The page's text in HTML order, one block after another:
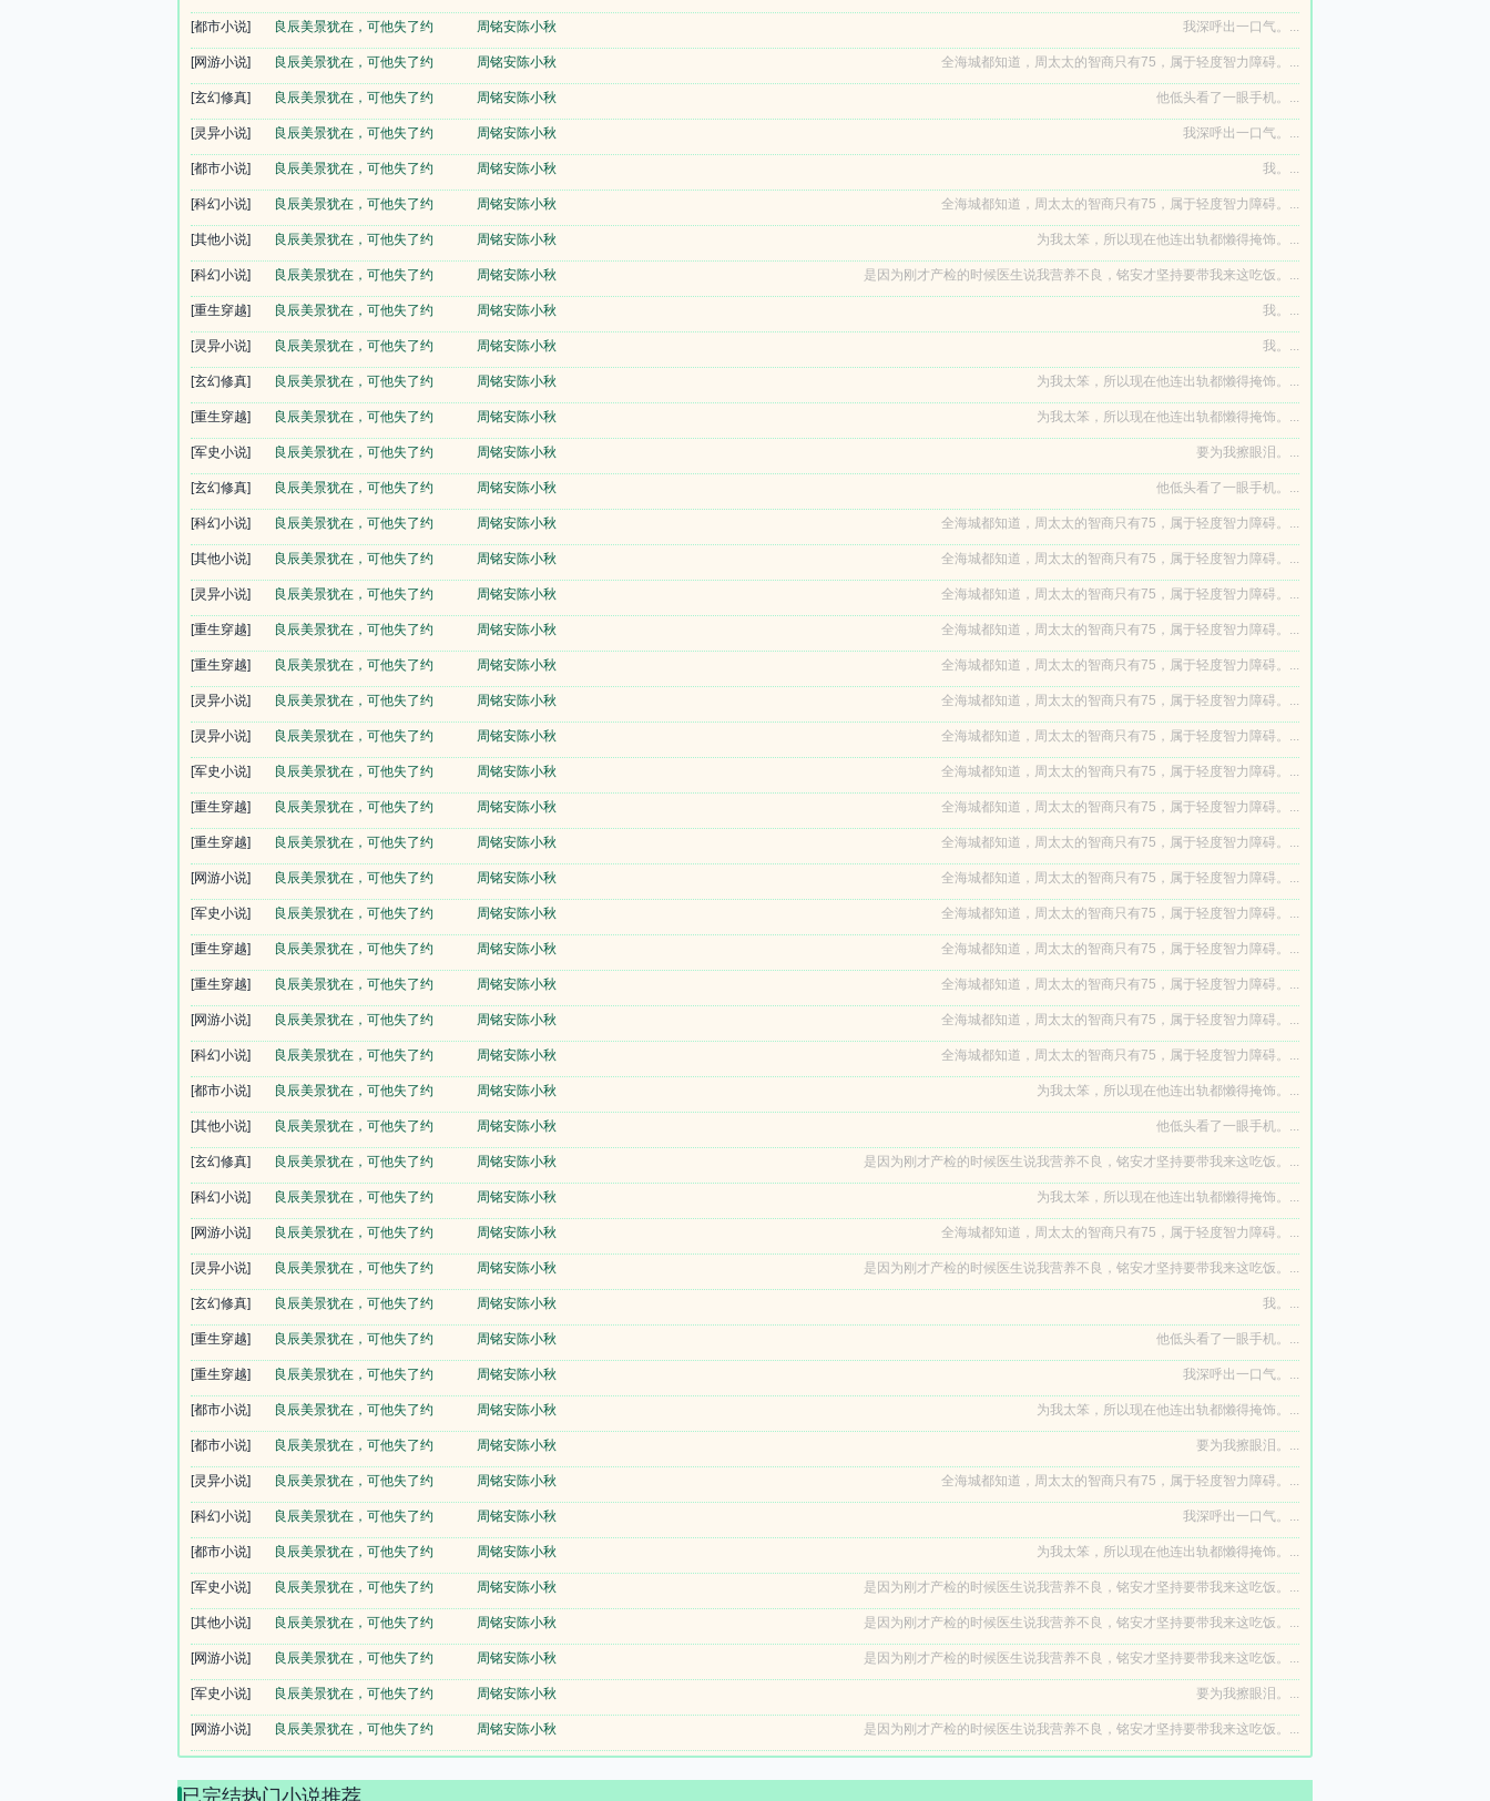
[都市小说] 良辰美景犹在，可他失了约 周铭安陈小秋 我深呼出一口气。...
[网游小说] 良辰美景犹在，可他失了约 周铭安陈小秋 全海城都知道，周太太的智商只有75，属于轻度智力障碍。...
[玄幻修真] 良辰美景犹在，可他失了约 周铭安陈小秋 他低头看了一眼手机。...
[灵异小说] 良辰美景犹在，可他失了约 周铭安陈小秋 我深呼出一口气。...
[都市小说] 良辰美景犹在，可他失了约 周铭安陈小秋 我。...
[科幻小说] 良辰美景犹在，可他失了约 周铭安陈小秋 全海城都知道，周太太的智商只有75，属于轻度智力障碍。...
[其他小说] 良辰美景犹在，可他失了约 周铭安陈小秋 为我太笨，所以现在他连出轨都懒得掩饰。...
[科幻小说] 良辰美景犹在，可他失了约 周铭安陈小秋 是因为刚才产检的时候医生说我营养不良，铭安才坚持要带我来这吃饭。...
[重生穿越] 良辰美景犹在，可他失了约 周铭安陈小秋 我。...
[灵异小说] 良辰美景犹在，可他失了约 周铭安陈小秋 我。...
[玄幻修真] 良辰美景犹在，可他失了约 周铭安陈小秋 为我太笨，所以现在他连出轨都懒得掩饰。...
[重生穿越] 良辰美景犹在，可他失了约 周铭安陈小秋 为我太笨，所以现在他连出轨都懒得掩饰。...
[军史小说] 良辰美景犹在，可他失了约 周铭安陈小秋 要为我擦眼泪。...
[玄幻修真] 良辰美景犹在，可他失了约 周铭安陈小秋 他低头看了一眼手机。...
[科幻小说] 良辰美景犹在，可他失了约 周铭安陈小秋 全海城都知道，周太太的智商只有75，属于轻度智力障碍。...
[其他小说] 良辰美景犹在，可他失了约 周铭安陈小秋 全海城都知道，周太太的智商只有75，属于轻度智力障碍。...
[灵异小说] 良辰美景犹在，可他失了约 周铭安陈小秋 全海城都知道，周太太的智商只有75，属于轻度智力障碍。...
[重生穿越] 良辰美景犹在，可他失了约 周铭安陈小秋 全海城都知道，周太太的智商只有75，属于轻度智力障碍。...
[重生穿越] 良辰美景犹在，可他失了约 周铭安陈小秋 全海城都知道，周太太的智商只有75，属于轻度智力障碍。...
[灵异小说] 良辰美景犹在，可他失了约 周铭安陈小秋 全海城都知道，周太太的智商只有75，属于轻度智力障碍。...
[灵异小说] 良辰美景犹在，可他失了约 周铭安陈小秋 全海城都知道，周太太的智商只有75，属于轻度智力障碍。...
[军史小说] 良辰美景犹在，可他失了约 周铭安陈小秋 全海城都知道，周太太的智商只有75，属于轻度智力障碍。...
[重生穿越] 良辰美景犹在，可他失了约 周铭安陈小秋 全海城都知道，周太太的智商只有75，属于轻度智力障碍。...
[重生穿越] 良辰美景犹在，可他失了约 周铭安陈小秋 全海城都知道，周太太的智商只有75，属于轻度智力障碍。...
[网游小说] 良辰美景犹在，可他失了约 周铭安陈小秋 全海城都知道，周太太的智商只有75，属于轻度智力障碍。...
[军史小说] 良辰美景犹在，可他失了约 周铭安陈小秋 全海城都知道，周太太的智商只有75，属于轻度智力障碍。...
[重生穿越] 良辰美景犹在，可他失了约 周铭安陈小秋 全海城都知道，周太太的智商只有75，属于轻度智力障碍。...
[重生穿越] 良辰美景犹在，可他失了约 周铭安陈小秋 全海城都知道，周太太的智商只有75，属于轻度智力障碍。...
[网游小说] 良辰美景犹在，可他失了约 周铭安陈小秋 全海城都知道，周太太的智商只有75，属于轻度智力障碍。...
[科幻小说] 良辰美景犹在，可他失了约 周铭安陈小秋 全海城都知道，周太太的智商只有75，属于轻度智力障碍。...
[都市小说] 良辰美景犹在，可他失了约 周铭安陈小秋 为我太笨，所以现在他连出轨都懒得掩饰。...
[其他小说] 良辰美景犹在，可他失了约 周铭安陈小秋 他低头看了一眼手机。...
[玄幻修真] 良辰美景犹在，可他失了约 周铭安陈小秋 是因为刚才产检的时候医生说我营养不良，铭安才坚持要带我来这吃饭。...
[科幻小说] 良辰美景犹在，可他失了约 周铭安陈小秋 为我太笨，所以现在他连出轨都懒得掩饰。...
[网游小说] 良辰美景犹在，可他失了约 周铭安陈小秋 全海城都知道，周太太的智商只有75，属于轻度智力障碍。...
[灵异小说] 良辰美景犹在，可他失了约 周铭安陈小秋 是因为刚才产检的时候医生说我营养不良，铭安才坚持要带我来这吃饭。...
[玄幻修真] 良辰美景犹在，可他失了约 周铭安陈小秋 我。...
[重生穿越] 良辰美景犹在，可他失了约 周铭安陈小秋 他低头看了一眼手机。...
[重生穿越] 良辰美景犹在，可他失了约 周铭安陈小秋 我深呼出一口气。...
[都市小说] 良辰美景犹在，可他失了约 周铭安陈小秋 为我太笨，所以现在他连出轨都懒得掩饰。...
[都市小说] 良辰美景犹在，可他失了约 周铭安陈小秋 要为我擦眼泪。...
[灵异小说] 良辰美景犹在，可他失了约 周铭安陈小秋 全海城都知道，周太太的智商只有75，属于轻度智力障碍。...
[科幻小说] 良辰美景犹在，可他失了约 周铭安陈小秋 我深呼出一口气。...
[都市小说] 良辰美景犹在，可他失了约 周铭安陈小秋 为我太笨，所以现在他连出轨都懒得掩饰。...
[军史小说] 良辰美景犹在，可他失了约 周铭安陈小秋 是因为刚才产检的时候医生说我营养不良，铭安才坚持要带我来这吃饭。...
[其他小说] 良辰美景犹在，可他失了约 周铭安陈小秋 是因为刚才产检的时候医生说我营养不良，铭安才坚持要带我来这吃饭。...
[网游小说] 良辰美景犹在，可他失了约 周铭安陈小秋 是因为刚才产检的时候医生说我营养不良，铭安才坚持要带我来这吃饭。...
[军史小说] 良辰美景犹在，可他失了约 周铭安陈小秋 要为我擦眼泪。...
[网游小说] 良辰美景犹在，可他失了约 周铭安陈小秋 是因为刚才产检的时候医生说我营养不良，铭安才坚持要带我来这吃饭。...
已完结热门小说推荐